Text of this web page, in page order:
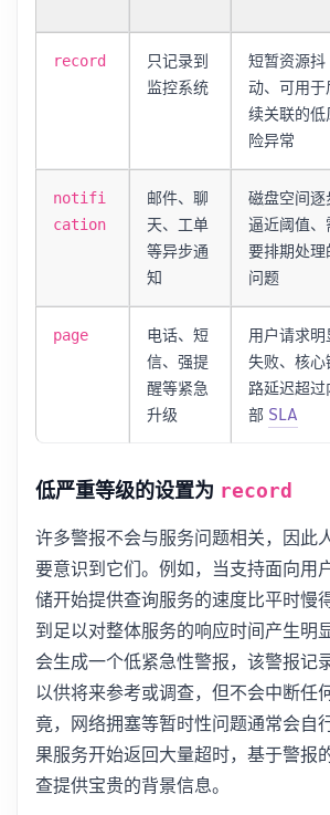
record
只记录到
监控系统
短暂资源抖
动、可用于
续关联的低
险异常
notifi
cation
邮件、聊
天、工单
等异步通
知
磁盘空间逐
逼近阈值、
要排期处理
问题
page
电话、短
信、强提
醒等紧急
升级
用户请求
失败、核心
路延迟超过
部 SLA
低严重等级的设置为 record
许多警报不会与服务问题相关，因此
要意识到它们。例如，当支持面向用
储开始提供查询服务的速度比平时慢
到足以对整体服务的响应时间产生明
会生成一个低紧急性警报，该警报记
以供将来参考或调查，但不会中断任
竟，网络拥塞等暂时性问题通常会自
果服务开始返回大量超时，基于警报
查提供宝贵的背景信息。